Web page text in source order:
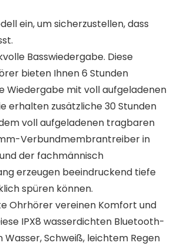
ein, um sicherzustellen, dass
Basswiedergabe. Diese
bieten Ihnen 6 Stunden
Wiedergabe mit voll aufgeladenen
erhalten zusätzliche 30 Stunden
voll aufgeladenen tragbaren
Verbundmembrantreiber in
der fachmännisch
erzeugen beeindruckend tiefe
spüren können.
Ohrhörer vereinen Komfort und
IPX8 wasserdichten Bluetooth-
Schweiß, leichtem Regen